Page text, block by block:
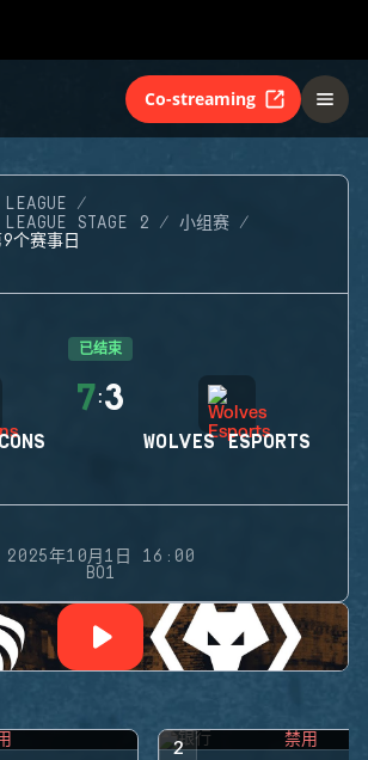
Co-streaming
LEAGUE STAGE 2
小组赛
赛事日
已结束
7:3
WOLVES ESPORTS
2025年10月1日 16:00
BO1
2 禁用